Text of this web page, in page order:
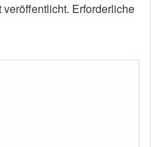
Erforderliche